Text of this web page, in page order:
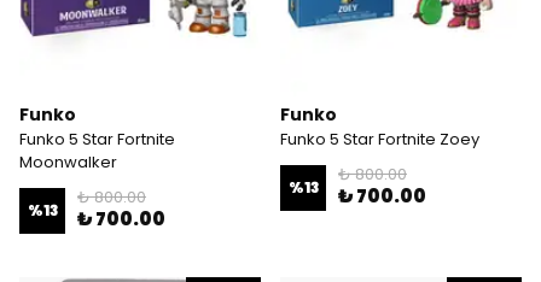
Funko
Funko 5 Star Fortnite
Moonwalker
%13
₺ 800.00
₺ 700.00
Funko
Funko 5 Star Fortnite Zoey
%13
₺ 800.00
₺ 700.00